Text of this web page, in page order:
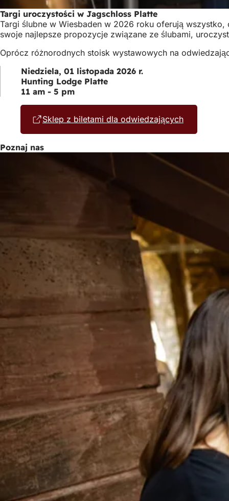
Targi uroczystości w Jagschloss Platte
Targi ślubne w Wiesbaden w 2026 roku oferują
swoje najlepsze propozycje związane ze ślubami,
Oprócz różnorodnych stoisk wystawowych na
Niedziela, 01 listopada 2026 r.
Hunting Lodge Platte
11 am - 5 pm
Sklep z biletami dla odwiedzających(Otwiera
nowej
Poznaj nas